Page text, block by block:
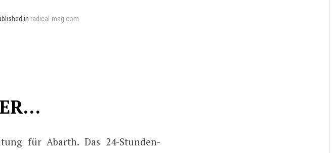
in radical-mag.com
für Abarth. Das 24-Stunden-